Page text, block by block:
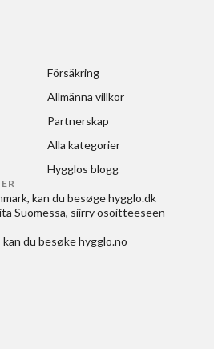
Försäkring
Allmänna villkor
Partnerskap
Alla kategorier
Hygglos blogg
, kan du besøgehygglo.dk
Suomessa, siirry osoitteeseen
kan du besøkehygglo.no